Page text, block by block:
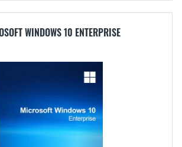
WINDOWS 10 ENTERPRISE